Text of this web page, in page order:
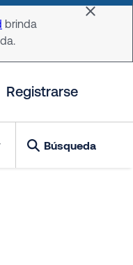
brinda
Dismiss
Registrarse
Búsqueda